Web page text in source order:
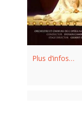
Plus d’infos…